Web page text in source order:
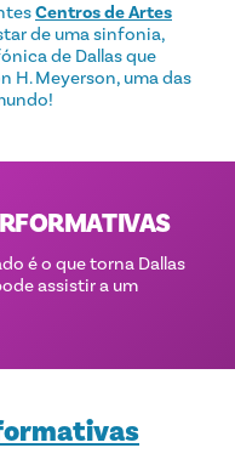
Centros de Artes
de uma sinfonia,
de Dallas que
Meyerson, uma das
é o que torna Dallas
assistir a um